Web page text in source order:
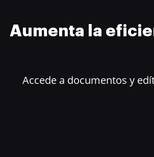
Aumenta la
Accede a documentos y